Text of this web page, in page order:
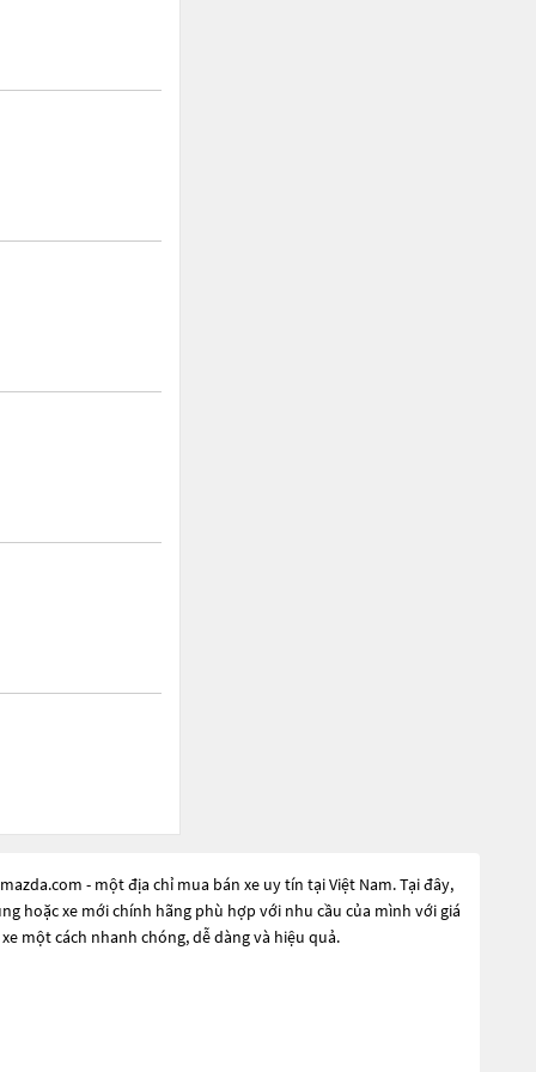
- một địa chỉ mua bán xe uy tín tại Việt Nam. Tại đây,
hoặc xe mới chính hãng phù hợp với nhu cầu của mình với giá
một cách nhanh chóng, dễ dàng và hiệu quả.